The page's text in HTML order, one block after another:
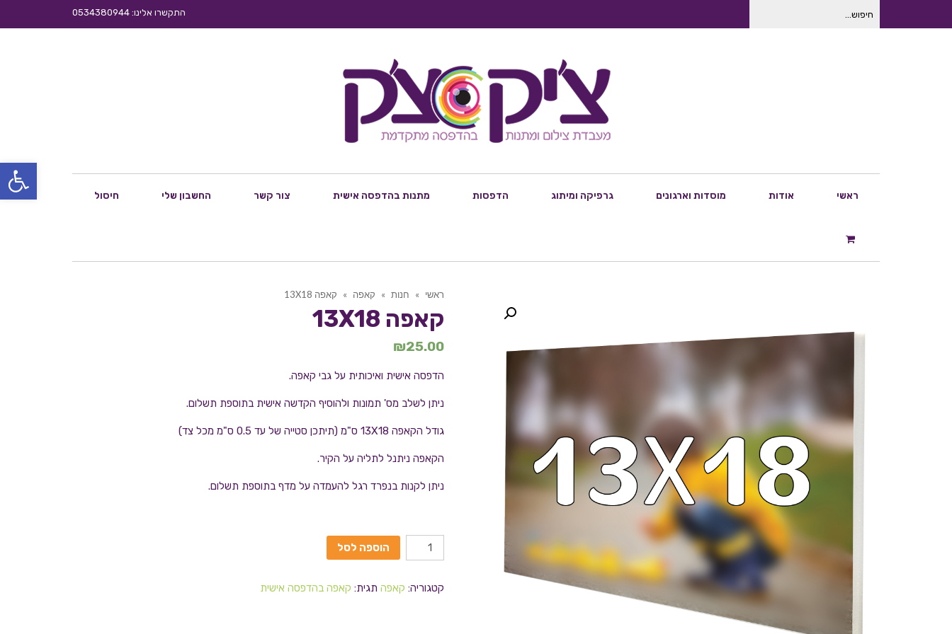
פתח
חיפוש התקשרו אלינו: 0534380944
ראשי אודות מוסדות וארגונים גרפיקה ומיתוג הדפסות מתנות בהדפסה אישית צור קשר החשבון שלי חיסול
ראשי » חנות » קאפה » קאפה 13X18
קאפה 13X18
₪25.00
הדפסה אישית ואיכותית על גבי קאפה.
ניתן לשלב מס' תמונות ולהוסיף הקדשה אישית בתוספת תשלום.
גודל הקאפה 13X18 ס"מ (תיתכן סטייה של עד 0.5 ס"מ מכל צד)
הקאפה ניתנל לתליה על הקיר.
ניתן לקנות בנפרד רגל להעמדה על מדף בתוספת תשלום.
הוספה לסל
קטגוריה: קאפה תגית: קאפה בהדפסה אישית